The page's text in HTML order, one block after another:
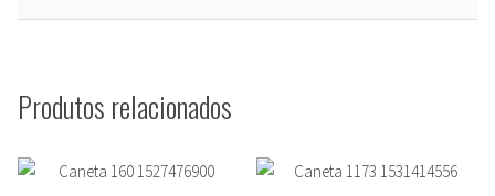
Produtos relacionados